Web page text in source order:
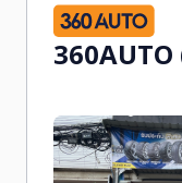
360AUTO